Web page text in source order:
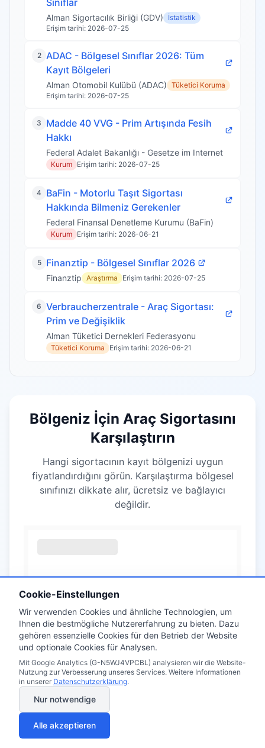
Cookie-Einstellungen
Wir verwenden Cookies und ähnliche Technologien, um
Ihnen die bestmögliche Nutzererfahrung zu bieten. Dazu
gehören essenzielle Cookies für den Betrieb der Website
und optionale Cookies für Analysen.
Mit Google Analytics (G-N5WJ4VPCBL) analysieren wir die Website-
Nutzung zur Verbesserung unseres Services. Weitere Informationen
in unserer Datenschutzerklärung.
Nur notwendige
Alle akzeptieren
Sınıflar
Alman Sigortacılık Birliği (GDV)
İstatistik
Erişim tarihi: 2026-07-25
2 ADAC - Bölgesel Sınıflar 2026: Tüm
Kayıt Bölgeleri
Alman Otomobil Kulübü (ADAC) Tüketici Koruma
Erişim tarihi: 2026-07-25
3
Madde 40 VVG - Prim Artışında Fesih
Hakkı
Federal Adalet Bakanlığı - Gesetze im Internet
Kurum Erişim tarihi: 2026-07-25
4 BaFin - Motorlu Taşıt Sigortası
Hakkında Bilmeniz Gerekenler
Federal Finansal Denetleme Kurumu (BaFin)
Kurum Erişim tarihi: 2026-06-21
5 Finanztip - Bölgesel Sınıflar 2026
Finanztip Araştırma Erişim tarihi: 2026-07-25
6 Verbraucherzentrale - Araç Sigortası:
Prim ve Değişiklik
Alman Tüketici Dernekleri Federasyonu
Tüketici Koruma Erişim tarihi: 2026-06-21
Bölgeniz İçin Araç Sigortasını
Karşılaştırın
Hangi sigortacının kayıt bölgenizi uygun
fiyatlandırdığını görün. Karşılaştırma bölgesel
sınıfınızı dikkate alır, ücretsiz ve bağlayıcı
değildir.